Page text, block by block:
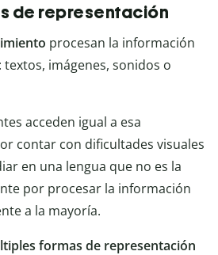
de representación
procesan la información
imágenes, sonidos o
acceden igual a esa
contar con dificultades visuales
en una lengua que no es la
por procesar la información
a la mayoría.
formas de representación